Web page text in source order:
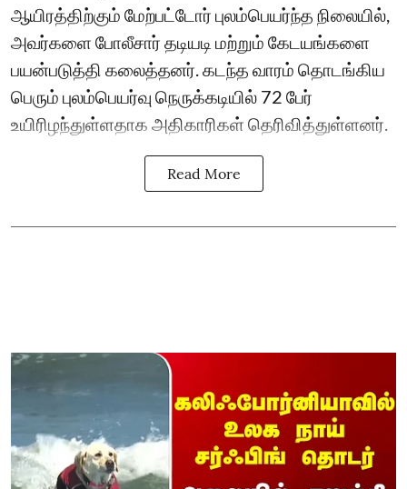
ஆயிரத்திற்கும் மேற்பட்டோர் புலம்பெயர்ந்த நிலையில்,
அவர்களை போலீசார் தடியடி மற்றும் கேடயங்களை
பயன்படுத்தி கலைத்தனர். கடந்த வாரம் தொடங்கிய
பெரும் புலம்பெயர்வு நெருக்கடியில் 72 பேர்
உயிரிழந்துள்ளதாக அதிகாரிகள் தெரிவித்துள்ளனர்.
Read More